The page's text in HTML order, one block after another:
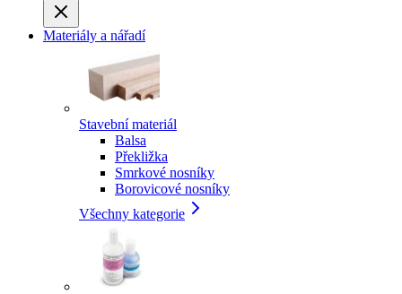
Materiály a nářadí
Stavební materiál
Balsa
Překližka
Smrkové nosníky
Borovicové nosníky
Všechny kategorie